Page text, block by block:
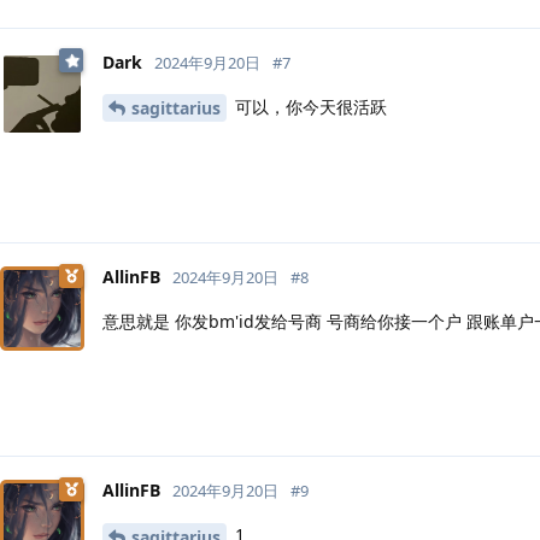
Dark 2024年9月20日 #7
sagittarius 可以，你今天很活跃
AllinFB 2024年9月20日 #8
意思就是 你发bm'id发给号商 号商给你接一个户 跟账单户
AllinFB 2024年9月20日 #9
1